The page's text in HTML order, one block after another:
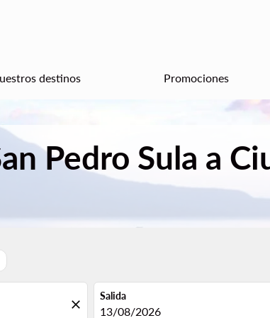
destinos Promociones
Pedro Sula a
close
Salida
fc-booking-departure-date-aria-
13/08/2026